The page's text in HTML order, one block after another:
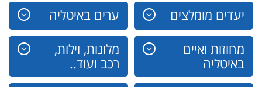
יעדים מומלצים ערים באיטליה
מחוזות ואיים
באיטליה
מלונות, וילות,
רכב ועוד..